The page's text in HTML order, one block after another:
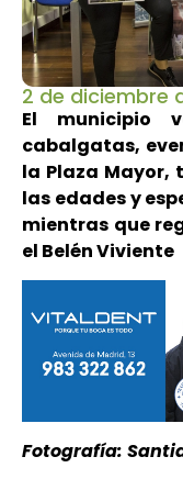
2 de diciembre
El municipio
cabalgatas,
la Plaza Mayor,
las edades y
mientras que
el Belén Viviente
Fotografía: